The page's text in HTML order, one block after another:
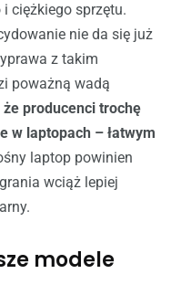
ciężkiego sprzętu.
nie da się już
z takim
poważną wadą
producenci trochę
w laptopach – łatwym
laptop powinien
wciąż lepiej
modele